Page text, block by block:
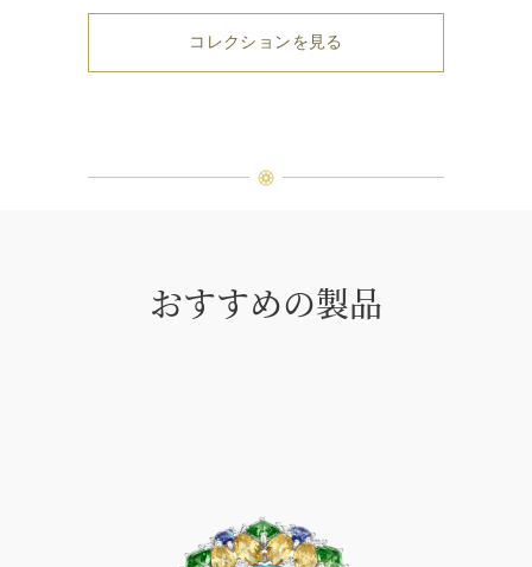
コレクションを見る
おすすめの製品